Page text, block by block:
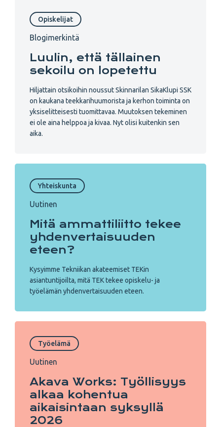
Opiskelijat
Blogimerkintä
Luulin, että tällainen
sekoilu on lopetettu
Hiljattain otsikoihin noussut Skinnarilan SikaKlupi SSK
on kaukana teekkarihuumorista ja kerhon toiminta on
yksiselitteisesti tuomittavaa. Muutoksen tekeminen
ei ole aina helppoa ja kivaa. Nyt olisi kuitenkin sen
aika.
Yhteiskunta
Uutinen
Mitä ammattiliitto tekee
yhdenvertaisuuden
eteen?
Kysyimme Tekniikan akateemiset TEKin
asiantuntijoilta, mitä TEK tekee opiskelu- ja
työelämän yhdenvertaisuuden eteen.
Työelämä
Uutinen
Akava Works: Työllisyys
alkaa kohentua
aikaisintaan syksyllä
2026